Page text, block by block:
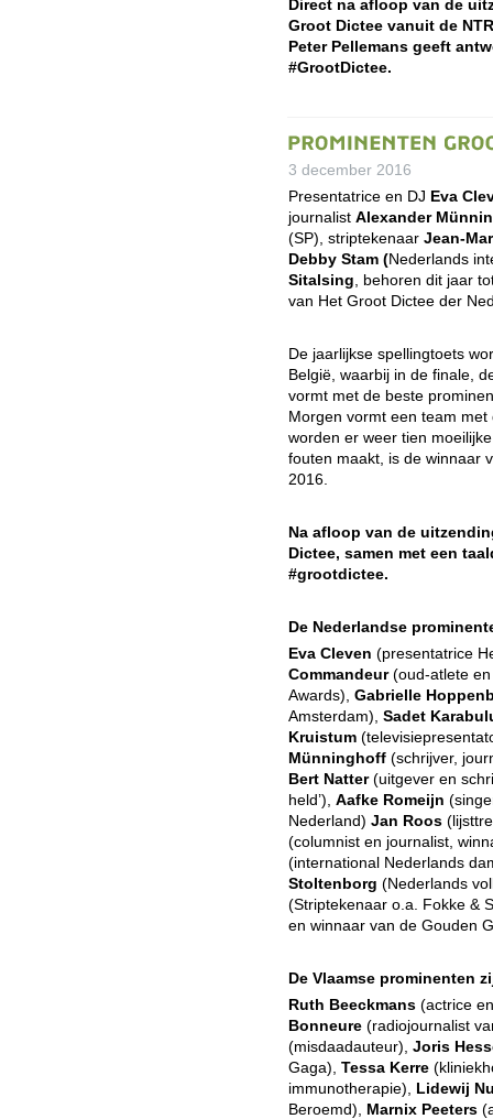
Direct na afloop van de
Groot Dictee vanuit de
Peter Pellemans geeft
#GrootDictee.
3 december 2016
Presentatrice en DJ Eva
journalist Alexander
(SP), striptekenaar Jean-
Debby Stam (Nederlands
Sitalsing , behoren dit jaar
van Het Groot Dictee der
De jaarlijkse spellingtoets
België, waarbij in de finale,
vormt met de beste
Morgen vormt een team
worden er weer tien
fouten maakt, is de winnaar
2016.
Na afloop van de
Dictee, samen met een
#grootdictee.
De Nederlandse
Eva Cleven (presentatrice
Commandeur(oud-atlete
Awards), Gabrielle
Amsterdam), Sadet
Kruistum
Münninghoff (schrijver,
Bert Natter(uitgever en
held’), Aafke Romeijn
Nederland) Jan Roos
(columnist en journalist,
(international Nederlands
Stoltenborg (Nederlands
(Striptekenaar o.a. Fokke &
en winnaar van de Gouden
De Vlaamse prominenten
Ruth Beeckmans (actrice
Bonneure (radiojournalist
(misdaadauteur), Joris
Gaga), Tessa Kerre
immunotherapie), Lidewij
Beroemd), Marnix Peeters